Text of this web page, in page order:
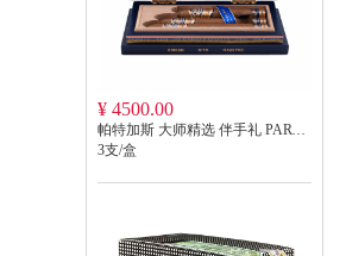
¥ 4500.00
3支/盒